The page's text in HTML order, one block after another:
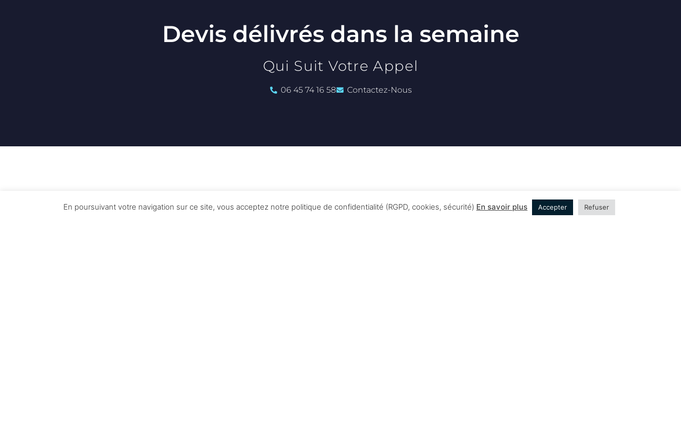
Devis délivrés dans la semaine
Qui Suit Votre Appel
06 45 74 16 58 Contactez-Nous
Fournisseurs
En poursuivant votre navigation sur ce site, vous acceptez notre politique de confidentialité (RGPD, cookies, sécurité) En savoir plus Accepter Refuser